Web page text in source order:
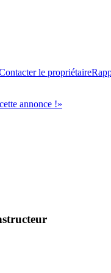
le propriétaire
annonce !»